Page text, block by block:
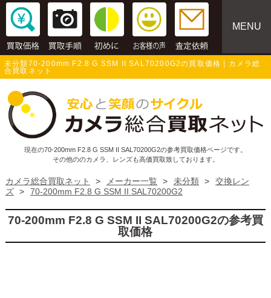
MENU
未分類70-200mm F2.8 G SSM II SAL70200G2の買取価格 | カメラ総
合買取ネット
現在の70-200mm F2.8 G SSM II SAL70200G2の参考買取価格ページです。
その他ののカメラ、レンズも高価買取致しております。
カメラ総合買取ネット > メーカー一覧 > 未分類 >
交換レン
ズ > 70-200mm F2.8 G SSM II SAL70200G2
70-200mm F2.8 G SSM II SAL70200G2の参考買
取価格